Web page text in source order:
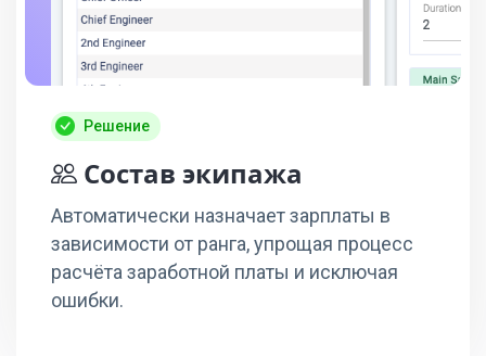
Решение
Состав экипажа
Автоматически назначает зарплаты в
зависимости от ранга, упрощая процесс
расчёта заработной платы и исключая
ошибки.